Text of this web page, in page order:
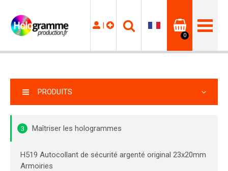
|
0
PRODUITS
3 Maîtriser les hologrammes
H519 Autocollant de sécurité argenté original 23x20mm
Armoiries